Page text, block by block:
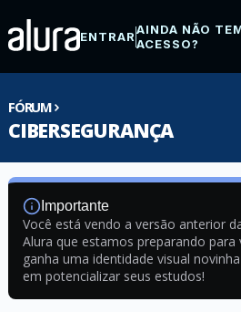
ENTRARAINDA NÃO
ACESSO?
FÓRUM
CIBERSEGURANÇA
Importante
Você está vendo a versão anterior
Alura que estamos preparando para
ganha uma identidade visual
em potencializar seus estudos!